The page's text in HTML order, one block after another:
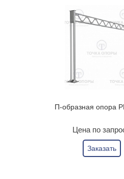
П-образная опора
Цена по
Заказать